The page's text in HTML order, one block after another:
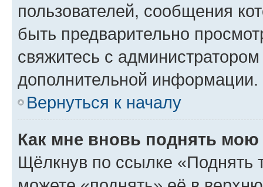
пользователей, сообщения
быть предварительно
свяжитесь с
дополнительной информации.
Вернуться к началу
Как мне вновь поднять мою
Щёлкнув по ссылке «Поднять